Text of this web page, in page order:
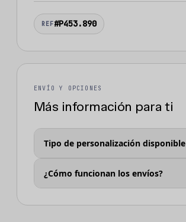
REF#P453.890
ENVÍO Y OPCIONES
Más información para ti
Tipo de personalización disponible
¿Cómo funcionan los envíos?